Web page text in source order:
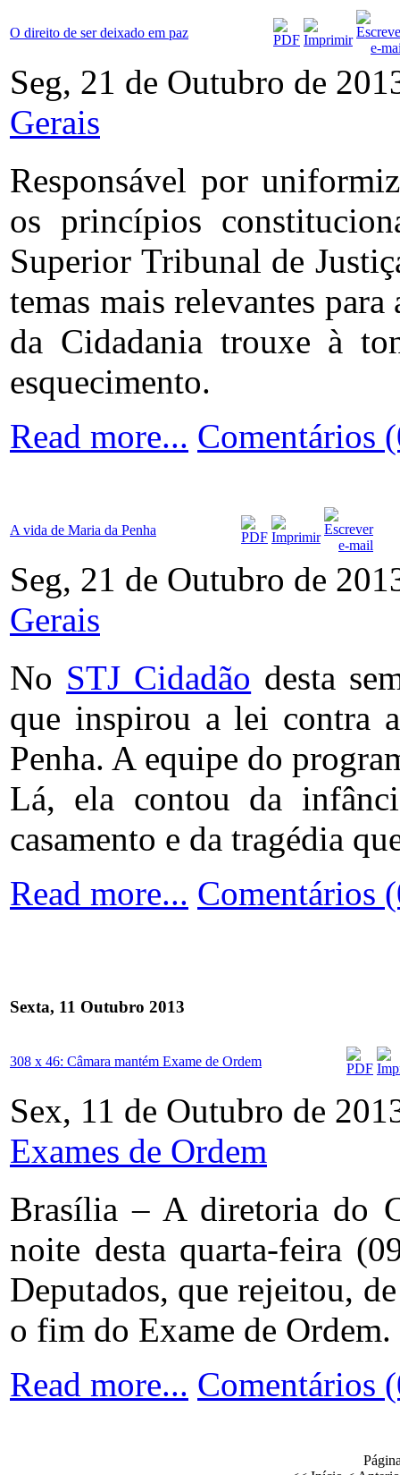
O direito de ser deixado em paz
Seg, 21 de Outubro de
Gerais
Responsável por
os princípios
Superior Tribunal de
temas mais relevantes
da Cidadania trouxe à
esquecimento.
Read more... Comentários
A vida de Maria da Penha
Seg, 21 de Outubro de
Gerais
No STJ Cidadão desta
que inspirou a lei contra
Penha. A equipe do
Lá, ela contou da
casamento e da tragédia
Read more... Comentários
Sexta, 11 Outubro 2013
308 x 46: Câmara mantém Exame de Ordem
Sex, 11 de Outubro de
Exames de Ordem
Brasília – A diretoria do
noite desta quarta-feira
Deputados, que rejeitou,
o fim do Exame de Ordem.
Read more... Comentários